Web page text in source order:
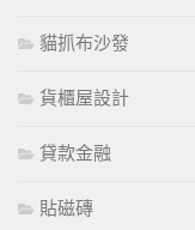
貓抓布沙發
貨櫃屋設計
貸款金融
貼磁磚